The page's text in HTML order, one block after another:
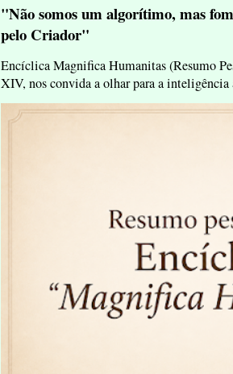
"Não somos um algorítimo, mas
pelo Criador"
Encíclica Magnifica Humanitas (Resumo
XIV, nos convida a olhar para a